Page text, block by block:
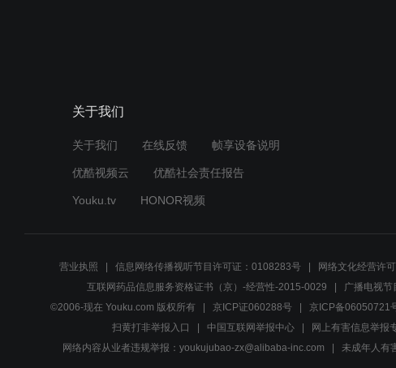
关于我们
关于我们 在线反馈 帧享设备说明
优酷视频云 优酷社会责任报告
Youku.tv HONOR视频
营业执照 信息网络传播视听节目许可证：0108283号 网络文化经营许
互联网药品信息服务资格证书（京）-经营性-2015-0029
广播电视
©2006-现在 Youku.com 版权所有
京ICP证060288号 京ICP备06050721
扫黄打非举报入口
中国互联网举报中心 网上有害信息举报
网络内容从业者违规举报：youkujubao-zx@alibaba-inc.com
未成年人有